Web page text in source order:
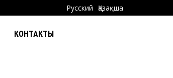
Русский Қазақша
КОНТАКТЫ